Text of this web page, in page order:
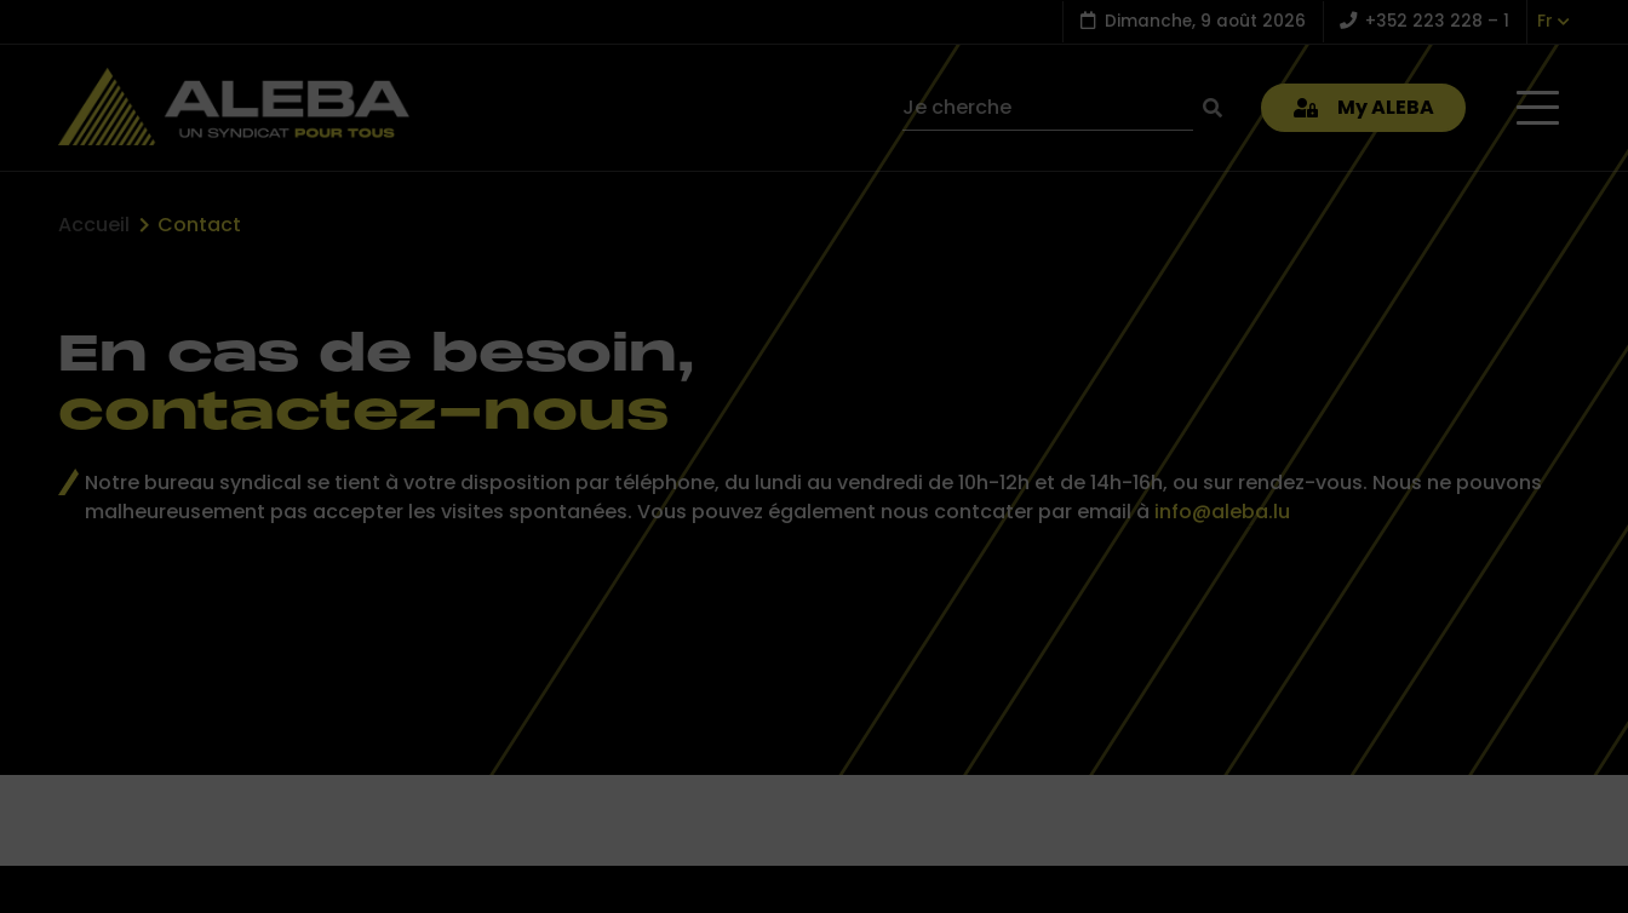
Dimanche, 9 août 2026 +352 223 228 – 1 Fr
My ALEBA
Accueil Contact
En cas de besoin,
contactez-nous
Notre bureau syndical se tient à votre disposition par téléphone, du lundi au vendredi de 10h-12h et de 14h-16h, ou sur rendez-vous. Nous ne pouvons
malheureusement pas accepter les visites spontanées. Vous pouvez également nous contcater par email à info@aleba.lu